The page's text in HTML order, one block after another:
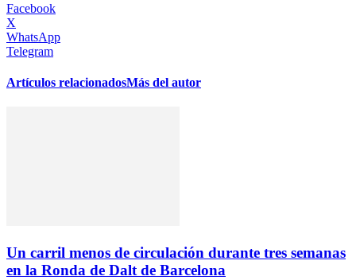
Facebook
X
WhatsApp
Telegram
Artículos relacionadosMás del autor
Un carril menos de circulación durante tres semanas
en la Ronda de Dalt de Barcelona